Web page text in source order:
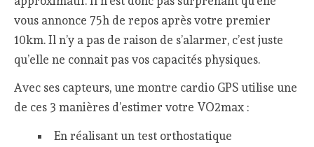
vous annonce 75h de repos après votre premier
10km. Il n’y a pas de raison de s’alarmer, c’est juste
qu’elle ne connait pas vos capacités physiques.
Avec ses capteurs, une montre cardio GPS utilise une
de ces 3 manières d’estimer votre VO2max :
En réalisant un test orthostatique